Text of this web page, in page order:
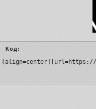
Код:
[align=center][url=https://